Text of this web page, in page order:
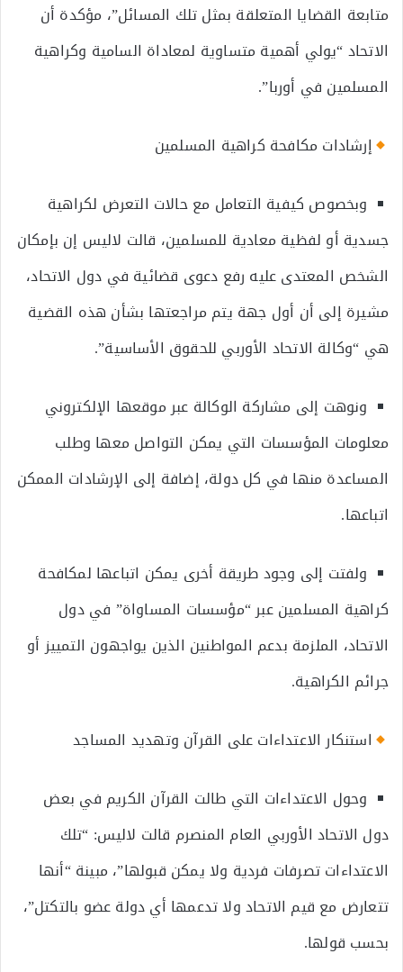
متابعة القضايا المتعلقة بمثل تلك المسائل”، مؤكدة أن
الاتحاد “يولي أهمية متساوية لمعاداة السامية وكراهية
المسلمين في أوربا”.
إرشادات مكافحة كراهية المسلمين
وبخصوص كيفية التعامل مع حالات التعرض لكراهية
جسدية أو لفظية معادية للمسلمين، قالت لاليس إن بإمكان
الشخص المعتدى عليه رفع دعوى قضائية في دول الاتحاد،
مشيرة إلى أن أول جهة يتم مراجعتها بشأن هذه القضية
هي “وكالة الاتحاد الأوربي للحقوق الأساسية”.
ونوهت إلى مشاركة الوكالة عبر موقعها الإلكتروني
معلومات المؤسسات التي يمكن التواصل معها وطلب
المساعدة منها في كل دولة، إضافة إلى الإرشادات الممكن
اتباعها.
ولفتت إلى وجود طريقة أخرى يمكن اتباعها لمكافحة
كراهية المسلمين عبر “مؤسسات المساواة” في دول
الاتحاد، الملزمة بدعم المواطنين الذين يواجهون التمييز أو
جرائم الكراهية.
استنكار الاعتداءات على القرآن وتهديد المساجد
وحول الاعتداءات التي طالت القرآن الكريم في بعض
دول الاتحاد الأوربي العام المنصرم قالت لاليس: “تلك
الاعتداءات تصرفات فردية ولا يمكن قبولها”، مبينة “أنها
تتعارض مع قيم الاتحاد ولا تدعمها أي دولة عضو بالتكتل”،
بحسب قولها.